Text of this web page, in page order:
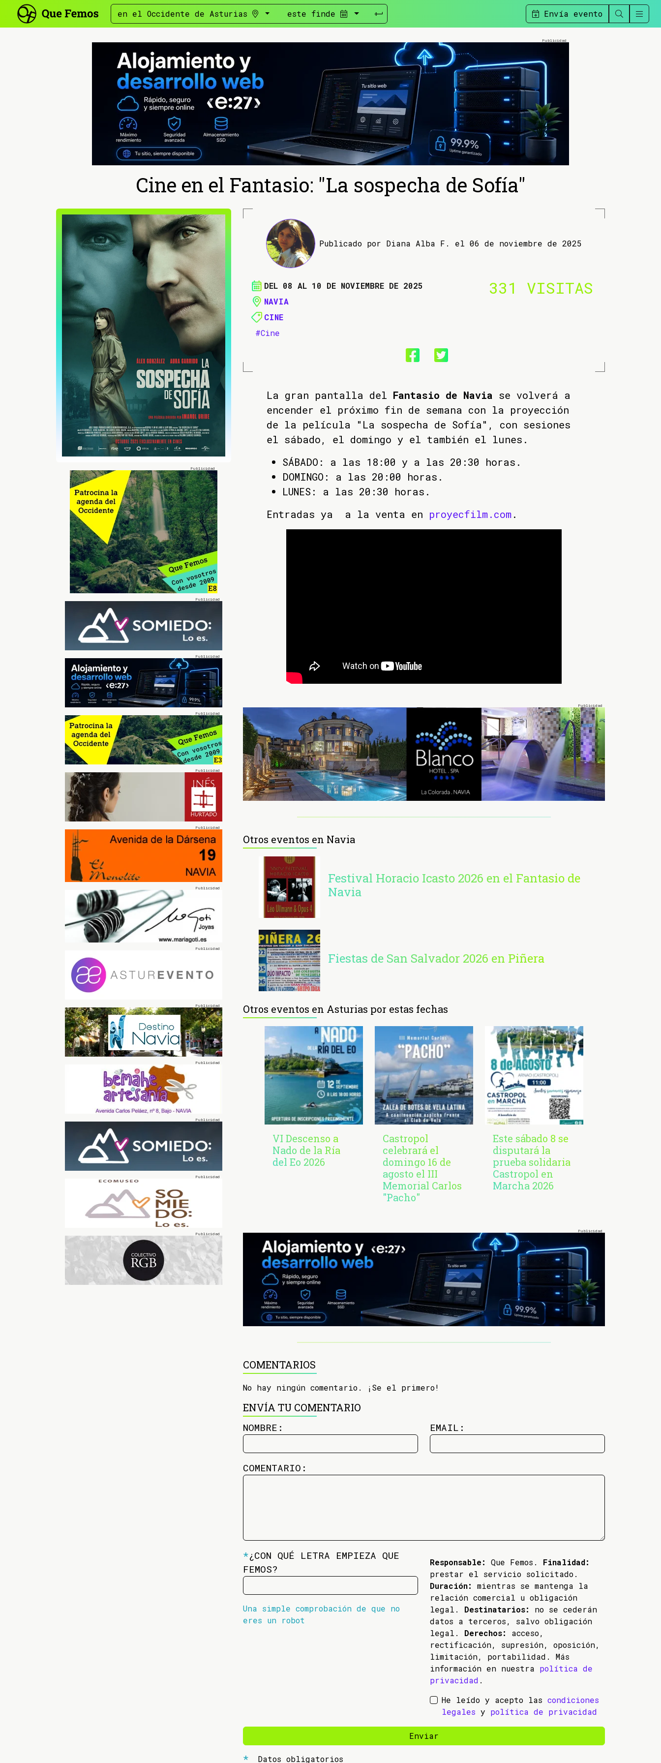
en el Occidente de Asturias este finde Envía evento
Cine en el Fantasio: "La sospecha de Sofía"
Publicado por Diana Alba F. el 06 de noviembre de 2025
DEL 08 AL 10 DE NOVIEMBRE DE 2025
NAVIA
CINE
#Cine
331 VISITAS
La gran pantalla del Fantasio de Navia se volverá a
encender el próximo fin de semana con la proyección
de la película "La sospecha de Sofía", con sesiones
el sábado, el domingo y el también el lunes.
SÁBADO: a las 18:00 y a las 20:30 horas.
DOMINGO: a las 20:00 horas.
LUNES: a las 20:30 horas.
Entradas ya a la venta en proyecfilm.com.
Otros eventos en Navia
Festival Horacio Icasto 2026 en el Fantasio de
Navia
Fiestas de San Salvador 2026 en Piñera
Otros eventos en Asturias por estas fechas
VI Descenso a
Nado de la Ría
del Eo 2026
Castropol
celebrará el
domingo 16 de
agosto el III
Memorial Carlos
"Pacho"
Este sábado 8 se
disputará la
prueba solidaria
Castropol en
Marcha 2026
COMENTARIOS
No hay ningún comentario. ¡Se el primero!
ENVÍA TU COMENTARIO
NOMBRE: EMAIL:
COMENTARIO:
*¿CON QUÉ LETRA EMPIEZA QUE
FEMOS?
Una simple comprobación de que no
eres un robot
Responsable: Que Femos. Finalidad:
prestar el servicio solicitado.
Duración:
mientras se mantenga la
relación comercial u obligación
legal. Destinatarios:
no se cederán
datos a terceros, salvo obligación
legal. Derechos:
acceso,
rectificación, supresión, oposición,
limitación, portabilidad. Más
información en nuestra política de
privacidad .
He leído y acepto las condiciones
legales y política de privacidad
Enviar
Datos obligatorios